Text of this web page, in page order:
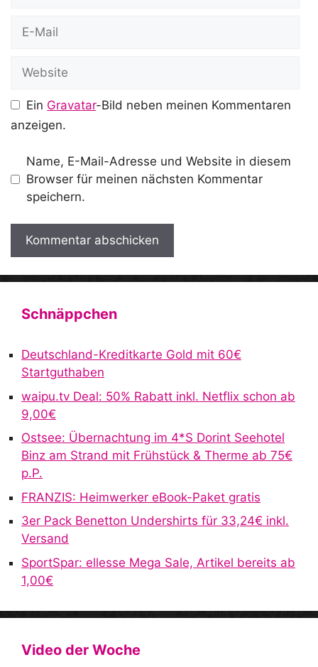
Website
Ein Gravatar-Bild neben meinen Kommentaren
anzeigen.
Name, E-Mail-Adresse und Website in diesem
Browser für meinen nächsten Kommentar
speichern.
A
n
t
Schnäppchen
Deutschland-Kreditkarte Gold mit 60€
Startguthaben
waipu.tv Deal: 50% Rabatt inkl. Netflix schon ab
9,00€
Ostsee: Übernachtung im 4*S Dorint Seehotel
Binz am Strand mit Frühstück & Therme ab 75€
p.P.
FRANZIS: Heimwerker eBook-Paket gratis
3er Pack Benetton Undershirts für 33,24€ inkl.
Versand
SportSpar: ellesse Mega Sale, Artikel bereits ab
1,00€
Video der Woche